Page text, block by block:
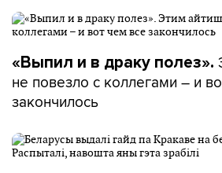
«Выпил и в драку полез».
не повезло с коллегами – и
закончилось